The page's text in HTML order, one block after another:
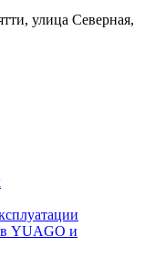
улица Северная,
YUAGO и